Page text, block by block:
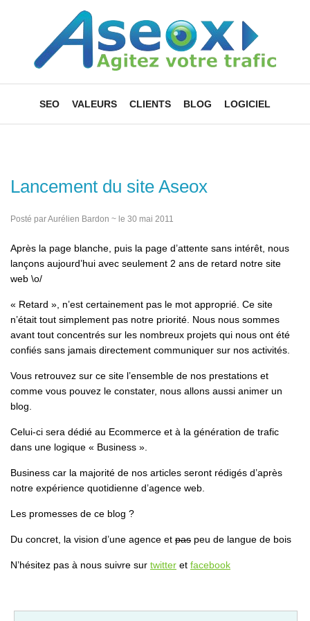
SEO VALEURS CLIENTS BLOG LOGICIEL
Lancement du site Aseox
Posté par Aurélien Bardon ~ le 30 mai 2011
Après la page blanche, puis la page d’attente sans intérêt, nous
lançons aujourd’hui avec seulement 2 ans de retard notre site
web \o/
« Retard », n’est certainement pas le mot approprié. Ce site
n’était tout simplement pas notre priorité. Nous nous sommes
avant tout concentrés sur les nombreux projets qui nous ont été
confiés sans jamais directement communiquer sur nos activités.
Vous retrouvez sur ce site l’ensemble de nos prestations et
comme vous pouvez le constater, nous allons aussi animer un
blog.
Celui-ci sera dédié au Ecommerce et à la génération de trafic
dans une logique « Business ».
Business car la majorité de nos articles seront rédigés d’après
notre expérience quotidienne d’agence web.
Les promesses de ce blog ?
Du concret, la vision d’une agence et pas peu de langue de bois
N’hésitez pas à nous suivre sur twitter et facebook